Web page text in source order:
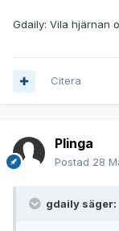
Gdaily: Vila hjärnan
Citera
Plinga
Postad 28
gdaily säger: